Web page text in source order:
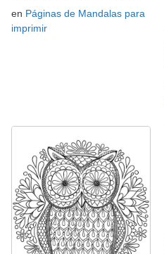
en Páginas de Mandalas para
imprimir